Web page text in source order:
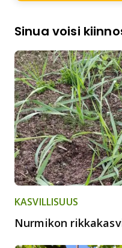
Sinua voisi
KASVILLISUUS
Nurmikon